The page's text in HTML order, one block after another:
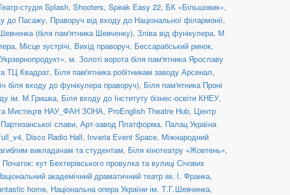
студія Splash, Shooters, Speak Easy 22, БК «Більшовик»,
до Пасажу, Праворуч від входу до Національної філармонії,
(біля пам'ятника Шевченку), Зліва від фунікулера, М
, Місце зустрічі, Вихід праворуч, Бессарабський ринок,
, м. Золоті ворота біля пам'ятника Ярославу
ТЦ Квадрат, Біля пам'ятника робітникам заводу Арсенал,
біля входу до фунікулера праворуч), Біля пам'ятника Проні
ім. М.Гришка, Біля входу до Інституту бізнес-освіти КНЕУ,
Мистецтв НАУ_ФАН ЗОНА, ProEnglish Theatre Hub, Центр
слави, Арт-завод Платформа, Палац Україна
, Disco Radio Hall, Inveria Event Space, Міжнародний
викладачам та студентам, Біля кінотеатру «Жовтень»,
Початок: кут Бехтерівського провулка та вулиці Січових
академічний драматичний театр ім. І. Франка,
home, Національна опера України ім. Т.Г.Шевченка,